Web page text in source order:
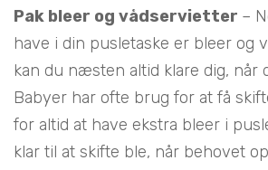
Pak bleer og vådservietter –
have i din pusletaske er bleer og
kan du næsten altid klare dig, når
Babyer har ofte brug for at få
for altid at have ekstra bleer i
klar til at skifte ble, når behovet